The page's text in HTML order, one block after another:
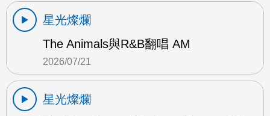
星光燦爛
The Animals與R&B翻唱 AM
2026/07/21
星光燦爛